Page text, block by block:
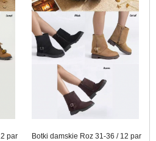
par Botki damskie Roz 31-36 / 12 par